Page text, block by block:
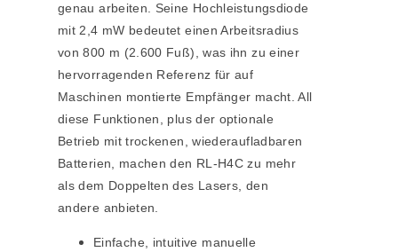
genau arbeiten. Seine Hochleistungsdiode
mit 2,4 mW bedeutet einen Arbeitsradius
von 800 m (2.600 Fuß), was ihn zu einer
hervorragenden Referenz für auf
Maschinen montierte Empfänger macht. All
diese Funktionen, plus der optionale
Betrieb mit trockenen, wiederaufladbaren
Batterien, machen den RL-H4C zu mehr
als dem Doppelten des Lasers, den
andere anbieten.
Einfache, intuitive manuelle